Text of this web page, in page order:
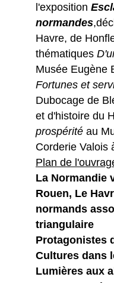
l'exposition
normandes
Havre, de
thématiques
Musée Eugène
Fortunes et
Dubocage de
et d'histoire du
prospérité au
Corderie Valois
Plan de
La Normandie
Rouen, Le
normands
triangulaire
Protagonistes
Cultures dans
Lumières aux